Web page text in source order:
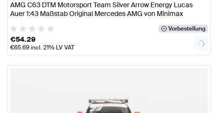
AMG C63 DTM Motorsport Team Silver Arrow Energy Lucas
Auer 1:43 Maßstab Original Mercedes AMG von Minimax
Vorbestellung
€54.29
€65.69incl. 21% LV VAT